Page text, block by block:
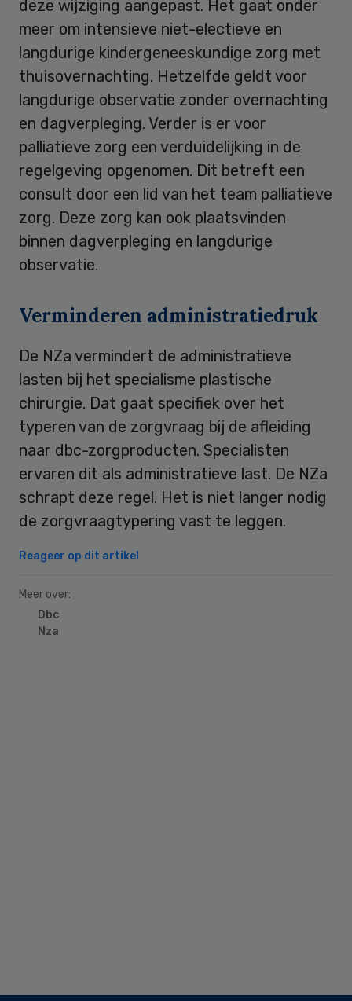
deze wijziging aangepast. Het gaat onder
meer om intensieve niet-electieve en
langdurige kindergeneeskundige zorg met
thuisovernachting. Hetzelfde geldt voor
langdurige observatie zonder overnachting
en dagverpleging. Verder is er voor
palliatieve zorg een verduidelijking in de
regelgeving opgenomen. Dit betreft een
consult door een lid van het team palliatieve
zorg. Deze zorg kan ook plaatsvinden
binnen dagverpleging en langdurige
observatie.
Verminderen administratiedruk
De NZa vermindert de administratieve
lasten bij het specialisme plastische
chirurgie. Dat gaat specifiek over het
typeren van de zorgvraag bij de afleiding
naar dbc-zorgproducten. Specialisten
ervaren dit als administratieve last. De NZa
schrapt deze regel. Het is niet langer nodig
de zorgvraagtypering vast te leggen.
Reageer op dit artikel
Meer over:
Dbc
Nza